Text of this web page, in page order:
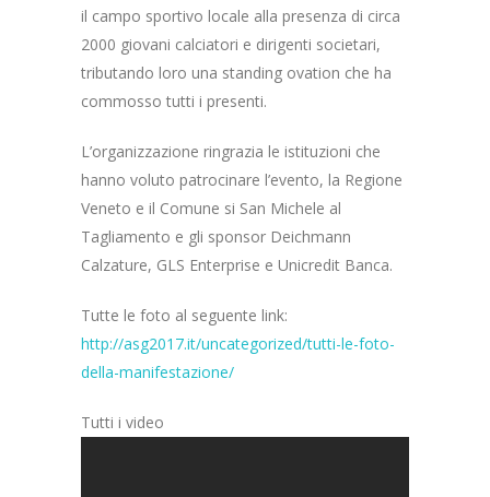
il campo sportivo locale alla presenza di circa
2000 giovani calciatori e dirigenti societari,
tributando loro una standing ovation che ha
commosso tutti i presenti.
L’organizzazione ringrazia le istituzioni che
hanno voluto patrocinare l’evento, la Regione
Veneto e il Comune si San Michele al
Tagliamento e gli sponsor Deichmann
Calzature, GLS Enterprise e Unicredit Banca.
Tutte le foto al seguente link:
http://asg2017.it/uncategorized/tutti-le-foto-
della-manifestazione/
Tutti i video